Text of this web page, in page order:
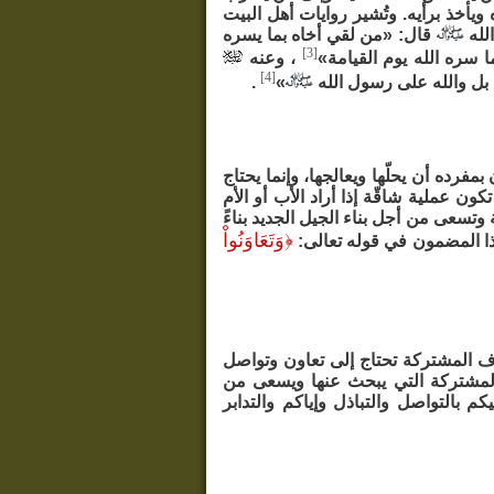
برأيه. وتُشير روايات أهل البيت
قال: «من لقي أخاه بما يسره
الله يوم القيامة»[3]
، وعنه
بل والله على رسول الله
»
[4]
.
أن يحلّها ويعالجها، وإنما يحتاج
عملية شاقّة إذا أراد الأب أو الأم
وتسعى من أجل بناء الجيل الجديد بناءً
المضمون في قوله تعالى: ﴿وَتَعَاوَنُواْ
المشتركة تحتاج إلى تعاون وتواصل
التي يبحث عنها ويسعى من
بالتواصل والتباذل وإياكم والتدابر